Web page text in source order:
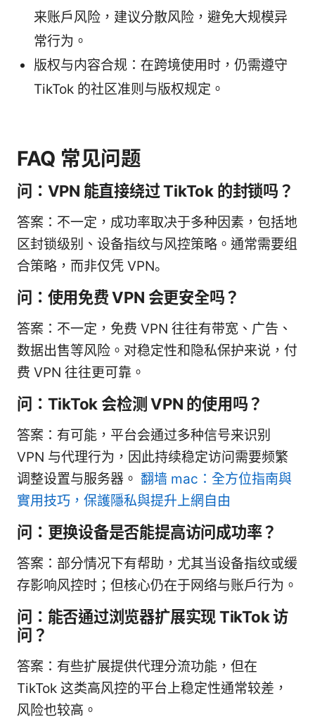
来账户风险，建议分散风险，避免大规模异
常行为。
版权与内容合规：在跨境使用时，仍需遵守
TikTok 的社区准则与版权规定。
FAQ 常见问题
问：VPN 能直接绕过 TikTok 的封锁吗？
答案：不一定，成功率取决于多种因素，包括地
区封锁级别、设备指纹与风控策略。通常需要组
合策略，而非仅凭 VPN。
问：使用免费 VPN 会更安全吗？
答案：不一定，免费 VPN 往往有带宽、广告、
数据出售等风险。对稳定性和隐私保护来说，付
费 VPN 往往更可靠。
问：TikTok 会检测 VPN 的使用吗？
答案：有可能，平台会通过多种信号来识别
VPN 与代理行为，因此持续稳定访问需要频繁
调整设置与服务器。 翻墙 mac：全方位指南與
實用技巧，保護隱私與提升上網自由
问：更换设备是否能提高访问成功率？
答案：部分情况下有帮助，尤其当设备指纹或缓
存影响风控时；但核心仍在于网络与账户行为。
问：能否通过浏览器扩展实现 TikTok 访
问？
答案：有些扩展提供代理分流功能，但在
TikTok 这类高风控的平台上稳定性通常较差，
风险也较高。